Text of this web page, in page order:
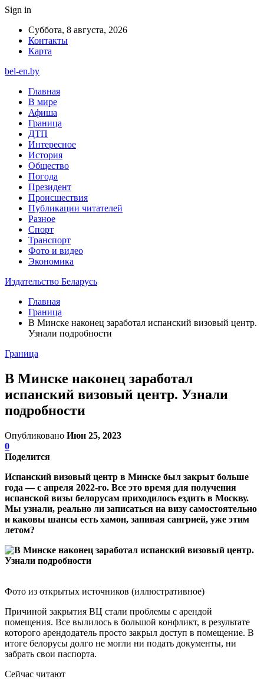
Sign in
Суббота, 8 августа, 2026
Контакты
Карта
bel-en.by
Главная
В мире
Афиша
Граница
ДТП
Интересное
История
Общество
Погода
Президент
Происшествия
Публикации читателей
Разное
Спорт
Транспорт
Фото и видео
Экономика
Издательство Беларусь
Главная
Граница
В Минске наконец заработал испанский визовый центр.
Узнали подробности
Граница
В Минске наконец заработал
испанский визовый центр. Узнали
подробности
Опубликовано Июн 25, 2023
0
Поделится
Испанский визовый центр в Минске был закрыт больше
года — с апреля 2022-го. Все это время для получения
испанской визы белорусам приходилось ездить в Москву.
Мы узнали, реально ли записаться на визу самостоятельно
и каковы шансы есть хамон, запивая сангрией, уже этим
летом?
Фото из открытых источников (иллюстративное)
Причиной закрытия ВЦ стали проблемы с арендой
помещения. Все вылилось в большой конфликт, в результате
которого арендодатель просто закрыл доступ в помещение. В
итоге белорусы долго не могли ни подать документы, ни
забрать свои паспорта.
Сейчас читают